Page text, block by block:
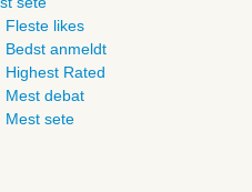
Fleste likes
Bedst anmeldt
Highest Rated
Mest debat
Mest sete